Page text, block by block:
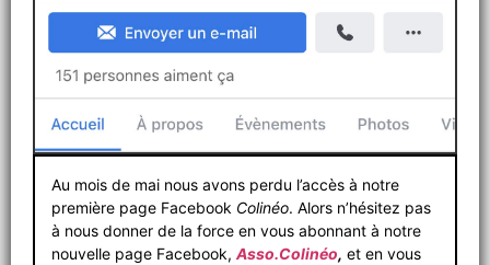
Au mois de mai nous avons perdu l’accès à notre
première page Facebook Colinéo. Alors n’hésitez pas
à nous donner de la force en vous abonnant à notre
nouvelle page Facebook, Asso.Colinéo, et en vous